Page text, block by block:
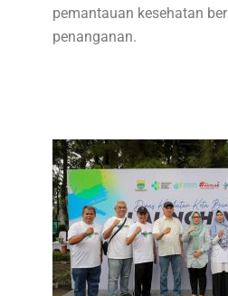
pemantauan kesehatan
penanganan.